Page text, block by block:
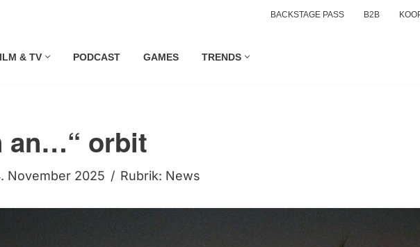
BACKSTAGE PASS B2B
& TV PODCAST GAMES TRENDS
an…“ orbit
November 2025 Rubrik: News